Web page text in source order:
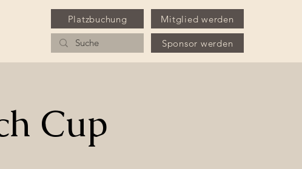
Platzbuchung Mitglied werden
Sponsor werden
Cup